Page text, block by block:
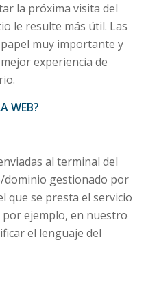
la próxima visita del
le resulte más útil. Las
muy importante y
experiencia de
WEB?
al terminal del
dominio gestionado por
que se presta el servicio
ejemplo, en nuestro
el lenguaje del